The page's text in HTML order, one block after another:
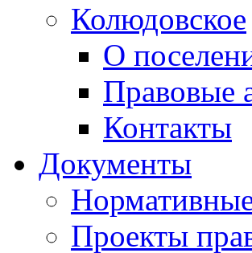
Колюдовское
О
Правовые
Контакты
Документы
Проекты